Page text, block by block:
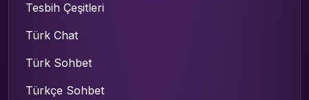
Tesbih Çeşitleri
Türk Chat
Türk Sohbet
Türkçe Sohbet